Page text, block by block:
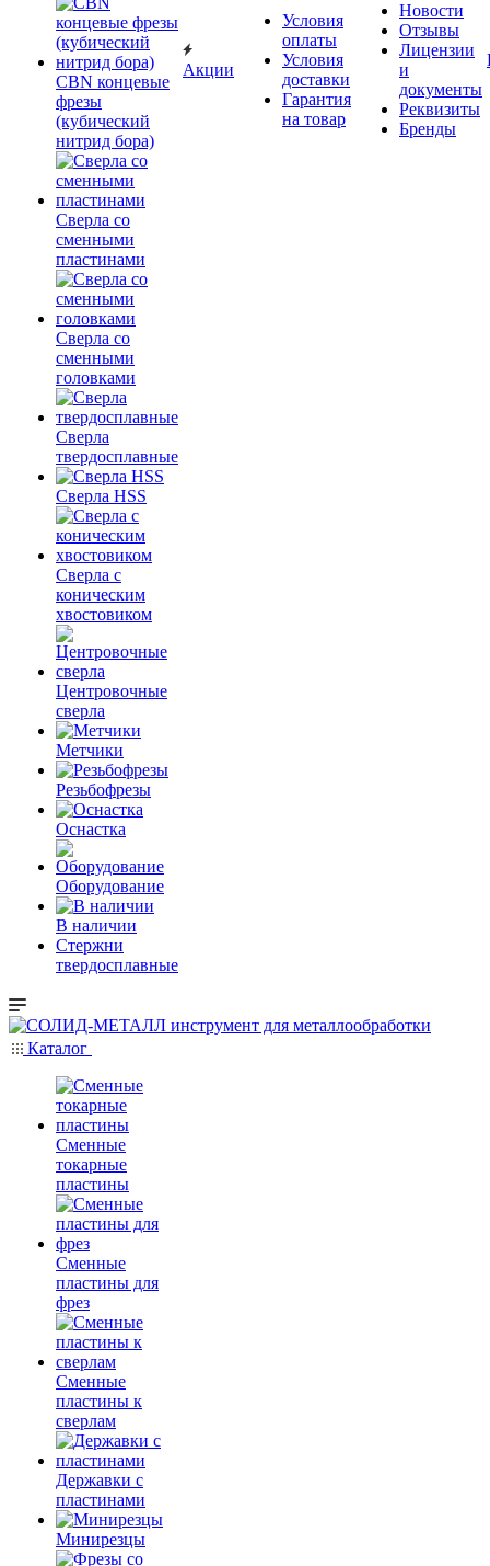
CBN концевые
фрезы
(кубический
нитрид бора)
Сверла со
сменными
пластинами
Сверла со
сменными
головками
Сверла
твердосплавные
Сверла HSS
Сверла с
коническим
хвостовиком
Центровочные
сверла
Метчики
Резьбофрезы
Оснастка
Оборудование
В наличии
Стержни
твердосплавные
Акции
Условия
оплаты
Условия
доставки
Гарантия
на товар
Новости
Отзывы
Лицензии
и
документы
Реквизиты
Бренды
Каталог
Сменные
токарные
пластины
Сменные
пластины для
фрез
Сменные
пластины к
сверлам
Державки с
пластинами
Минирезцы